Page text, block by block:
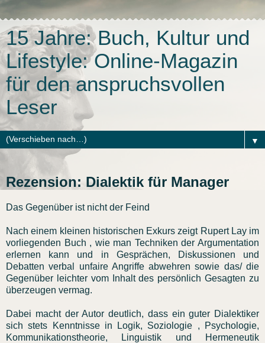
15 Jahre: Buch, Kultur und
Lifestyle: Online-Magazin
für den anspruchsvollen
Leser
▼
Rezension: Dialektik für Manager
Das Gegenüber ist nicht der Feind
Nach einem kleinen historischen Exkurs zeigt Rupert Lay im
vorliegenden Buch , wie man Techniken der Argumentation
erlernen kann und in Gesprächen, Diskussionen und
Debatten verbal unfaire Angriffe abwehren sowie das/ die
Gegenüber leichter vom Inhalt des persönlich Gesagten zu
überzeugen vermag.
Dabei macht der Autor deutlich, dass ein guter Dialektiker
sich stets Kenntnisse in Logik, Soziologie , Psychologie,
Kommunikationstheorie, Linguistik und Hermeneutik